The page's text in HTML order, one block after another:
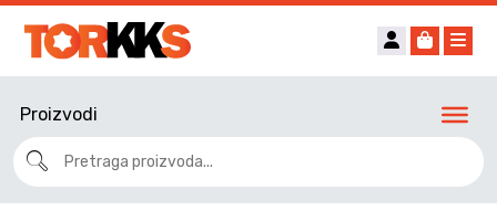
Account
Cart
Proizvodi